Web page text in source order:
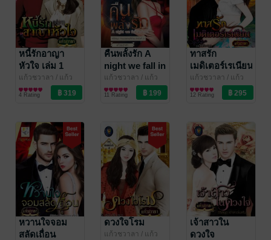
หนี้รักอาญา
หัวใจ เล่ม 1
แก้วชวาลา / แก้ว
ชวาลา (ไลต์ ออฟ
เลิฟ บุ๊คส์)
นิยายโรมานซ์
4 Rating
คืนพลั้งรัก A
night we fall in
love (ซีรีส์ชุด
ท่านประธานที่
ร้าย ลำดับที่ 2)
แก้วชวาลา / แก้ว
ชวาลา (ไลต์ ออฟ
เลิฟ บุ๊คส์)
นิยายโรมานซ์
11 Rating
ทาสรัก
เมดิเตอร์เรเนียน
แก้วชวาลา / แก้ว
ชวาลา (ไลต์ ออฟ
เลิฟ บุ๊คส์)
นิยายโรมานซ์
12 Rating
หวานใจจอม
สลัดเถื่อน
ดวงใจโรม
แก้วชวาลา / แก้ว
เจ้าสาวใน
ดวงใจ